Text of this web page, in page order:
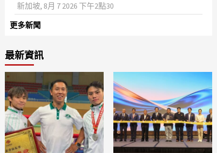
新加坡, 8月 7 2026 下午2點30
更多新聞
最新資訊